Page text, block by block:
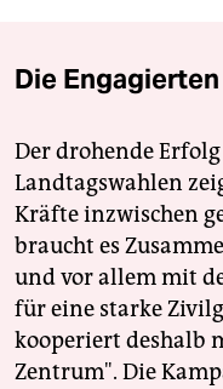
Die
Der drohende
Landtagswahlen
Kräfte inzwischen
braucht es
und vor allem mit
für eine starke
kooperiert deshalb
Zentrum". Die